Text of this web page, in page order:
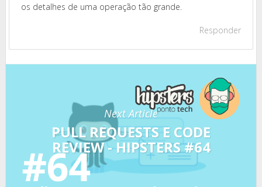
os detalhes de uma operação tão grande.
Responder
Next Article
PULL REQUESTS E CODE
REVIEW - HIPSTERS #64